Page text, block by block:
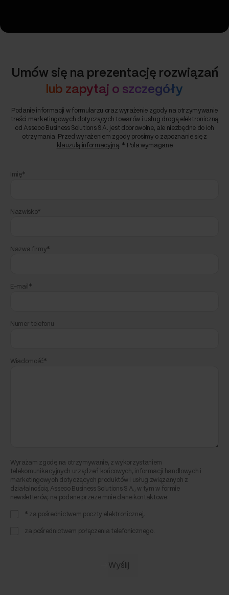
Umów się na prezentację rozwiązań
lub zapytaj o szczegóły
Podanie informacji w formularzu oraz wyrażenie zgody na otrzymywanie
treści marketingowych dotyczących towarów i usług drogą elektroniczną
od Asseco Business Solutions S.A. jest dobrowolne, ale niezbędne do ich
otrzymania. Przed wyrażeniem zgody prosimy o zapoznanie się z
klauzulą informacyjną. * Pola wymagane
Imię*
Nazwisko*
Nazwa firmy*
E-mail*
Numer telefonu
Wiadomość*
Wyrażam zgodę na otrzymywanie, z wykorzystaniem
telekomunikacyjnych urządzeń końcowych, informacji handlowych i
marketingowych dotyczących produktów i usług związanych z
działalnością Asseco Business Solutions S.A., w tym w formie
newsletterów, na podane przeze mnie dane kontaktowe:
* za pośrednictwem poczty elektronicznej,
za pośrednictwem połączenia telefonicznego.